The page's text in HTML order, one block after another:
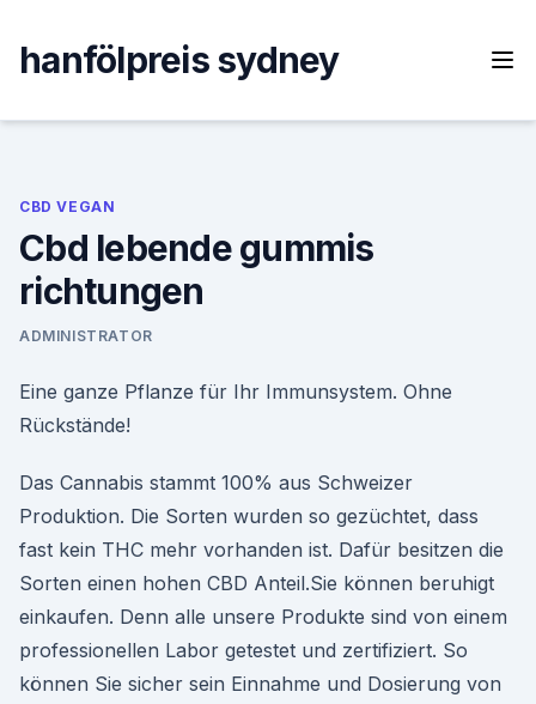
content
hanfölpreis sydney
CBD VEGAN
Cbd lebende gummis
richtungen
ADMINISTRATOR
Eine ganze Pflanze für Ihr Immunsystem. Ohne
Rückstände!
Das Cannabis stammt 100% aus Schweizer
Produktion. Die Sorten wurden so gezüchtet, dass
fast kein THC mehr vorhanden ist. Dafür besitzen die
Sorten einen hohen CBD Anteil.Sie können beruhigt
einkaufen. Denn alle unsere Produkte sind von einem
professionellen Labor getestet und zertifiziert. So
können Sie sicher sein Einnahme und Dosierung von